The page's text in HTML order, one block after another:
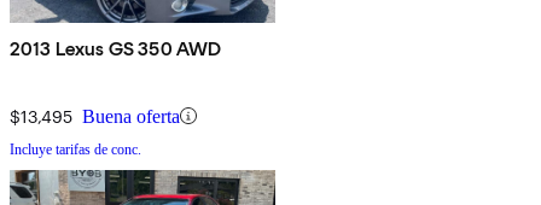
2013 Lexus GS 350 AWD
$13,495 Buena oferta
Incluye tarifas de conc.